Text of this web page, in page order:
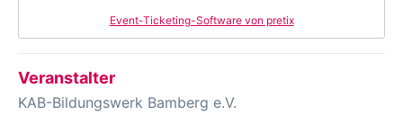
Event-Ticketing-Software von pretix
Veranstalter
KAB-Bildungswerk Bamberg e.V.